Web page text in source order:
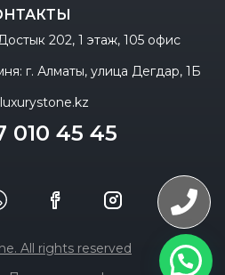
202, 1 этаж, 105 офис
г. Алматы, улица Дегдар, 1Б
010 45 45
All rights reserved